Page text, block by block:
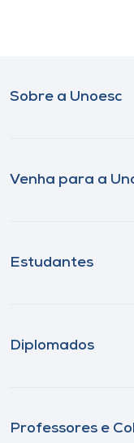
Sobre a Unoesc
Venha para a
Estudantes
Diplomados
Professores e